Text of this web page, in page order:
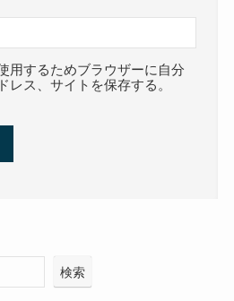
用するためブラウザーに自分
レス、サイトを保存する。
検索